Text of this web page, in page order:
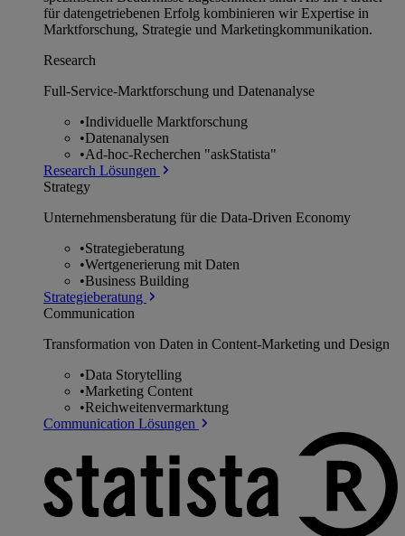
für datengetriebenen Erfolg kombinieren wir Expertise in
Marktforschung, Strategie und Marketingkommunikation.
Research
Full-Service-Marktforschung und Datenanalyse
•Individuelle Marktforschung
•Datenanalysen
•Ad-hoc-Recherchen "askStatista"
Research Lösungen
Strategy
Unternehmens­beratung für die Data-Driven Economy
•Strategieberatung
•Wertgenerierung mit Daten
•Business Building
Strategieberatung
Communication
Transformation von Daten in Content-Marketing und Design
•Data Storytelling
•Marketing Content
•Reichweitenvermarktung
Communication Lösungen